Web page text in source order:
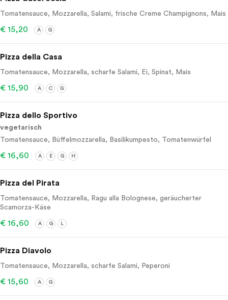
Tomatensauce, Mozzarella, Salami, frische Creme Champignons, Mais
€ 15,20 A G
Pizza della Casa
Tomatensauce, Mozzarella, scharfe Salami, Ei, Spinat, Mais
€ 15,90 A C G
Pizza dello Sportivo
vegetarisch
Tomatensauce, Büffelmozzarella, Basilikumpesto, Tomatenwürfel
€ 16,60 A E G H
Pizza del Pirata
Tomatensauce, Mozzarella, Ragu alla Bolognese, geräucherter
Scamorza-Käse
€ 16,60 A G L
Pizza Diavolo
Tomatensauce, Mozzarella, scharfe Salami, Peperoni
€ 15,60 A G